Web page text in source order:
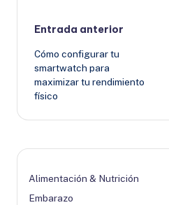
Navegación
de
entradas
Entrada anterior
Cómo configurar tu
smartwatch para
maximizar tu rendimiento
físico
Alimentación & Nutrición
Embarazo